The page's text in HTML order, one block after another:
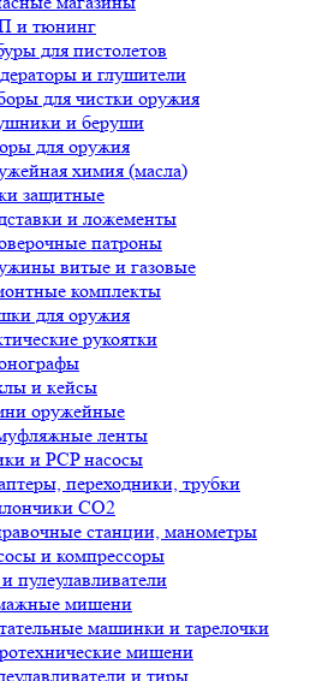
и тюнинг
для пистолетов
и глушители
для чистки оружия
и беруши
для оружия
химия (масла)
защитные
и ложементы
патроны
витые и газовые
комплекты
для оружия
рукоятки
и кейсы
оружейные
ленты
и PCP насосы
переходники, трубки
CO2
станции, манометры
и компрессоры
пулеулавливатели
мишени
машинки и тарелочки
мишени
и тиры